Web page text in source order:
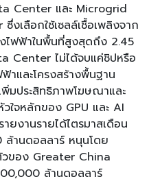
Center และ Microgrid
เลือกใช้เซลล์เชื้อเพลิงจาก
ไฟฟ้าในพื้นที่สูงสุดถึง 2.45
Center ไม่ได้จบแค่ชิปหรือ
าและโครงสร้างพื้นฐาน
มประสิทธิภาพโฆษณาและ
ใจหลักของ GPU และ AI
งานรายได้ไตรมาสเดือน
ล้านดอลลาร์ หนุนโดย
ของ Greater China
ล้านดอลลาร์